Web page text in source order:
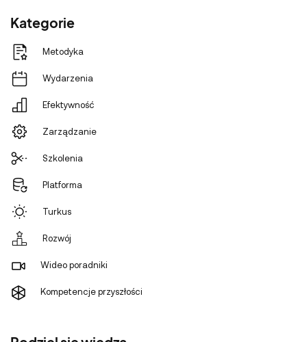
Kategorie
Metodyka
Wydarzenia
Efektywność
Zarządzanie
Szkolenia
Platforma
Turkus
Rozwój
Wideo poradniki
Kompetencje przyszłości